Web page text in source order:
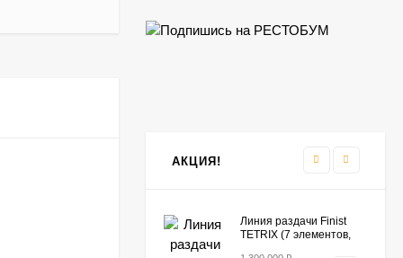
АКЦИЯ!
379 990₽
Линия раздачи Finist
TETRIX (7 элементов,